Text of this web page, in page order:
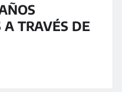
TRAVÉS DE